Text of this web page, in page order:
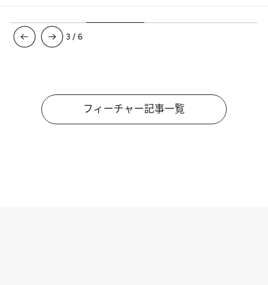
3 /6
フィーチャー記事一覧